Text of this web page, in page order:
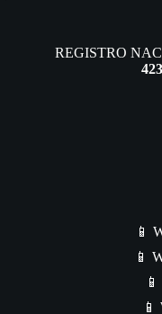
REGISTRO
📱
📱
📱